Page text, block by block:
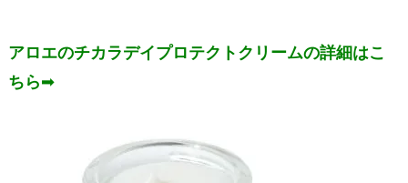
アロエのチカラデイプロテクトクリームの詳細はこ
ちら➡